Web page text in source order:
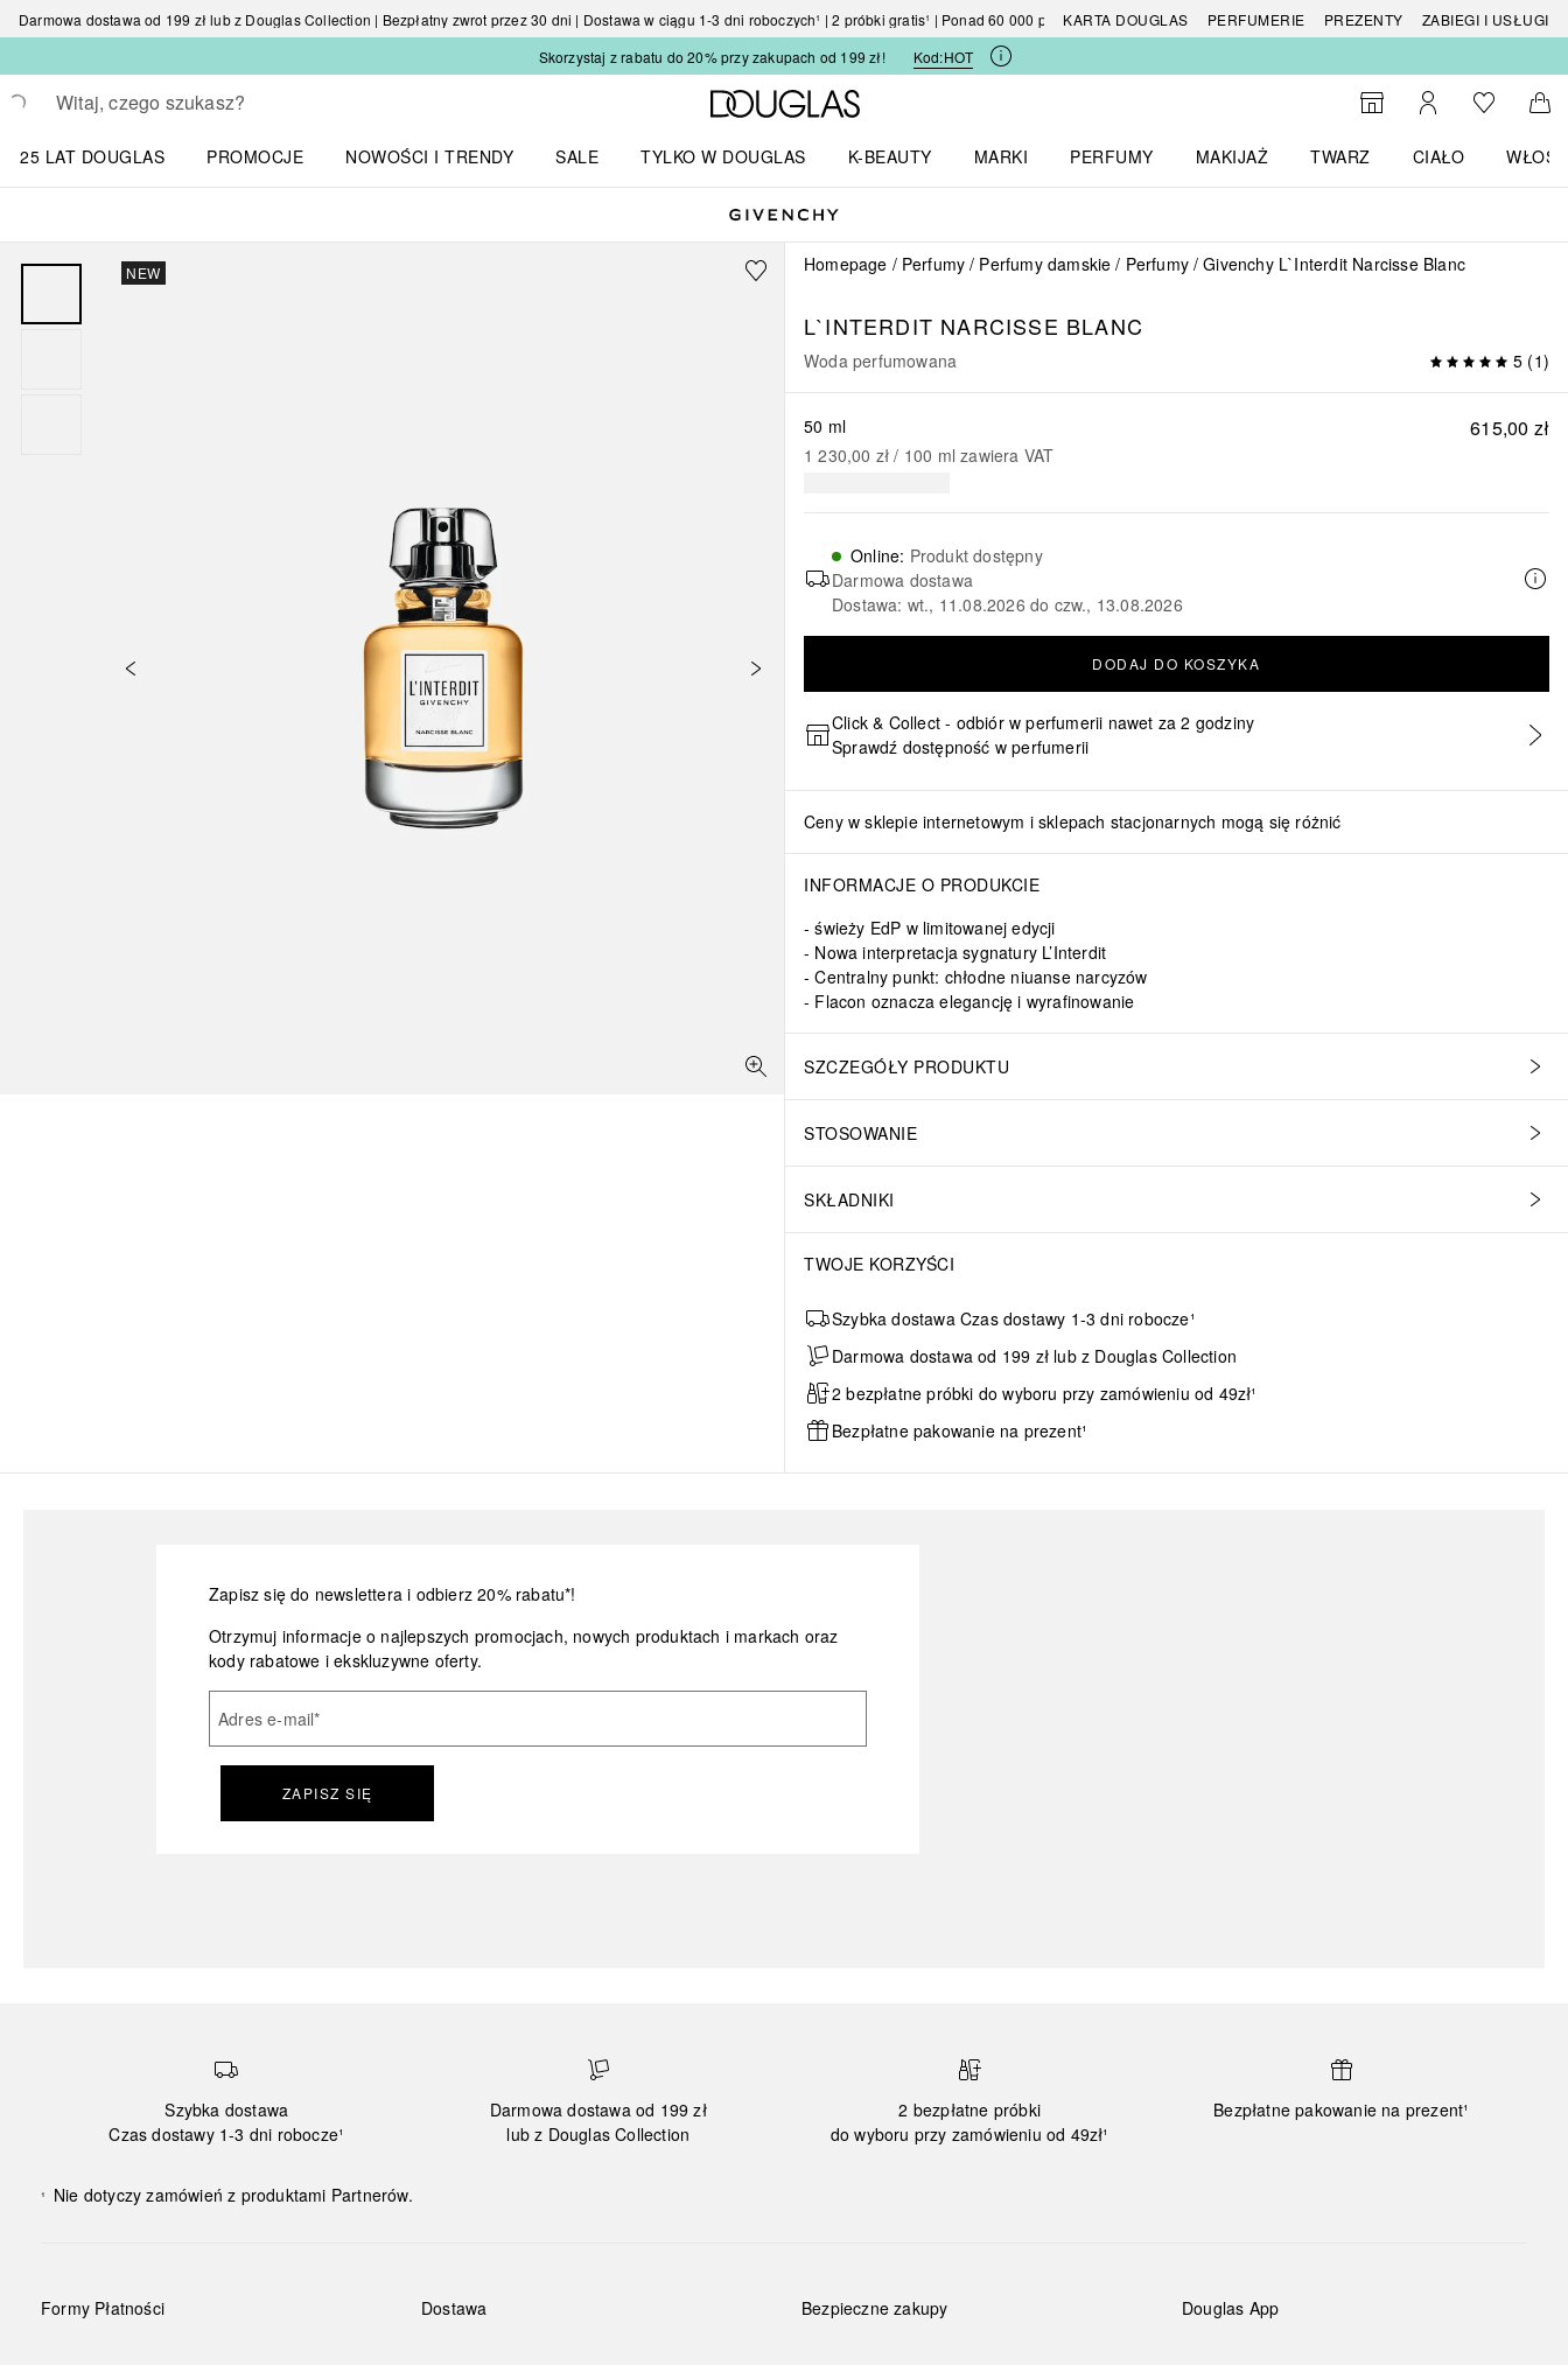
Darmowa dostawa od 199 zł lub z Douglas Collection | Bezpłatny zwrot przez 30 dni | Dostawa w ciągu 1-3 dni roboczych¹ | 2 próbki gratis¹ | Ponad 60 000 produktówKARTA DOUGLAS PERFUMERIE PREZENTY
ZABIEGI I USŁUGI
Skorzystaj z rabatu do 20% przy zakupach od 199 zł!
Kod:HOT
Wracać
Wykonaj wyszukiwanie
Strona główna Douglas
Do wyszukiwarki
Moje kontoDo listyDo
25 LAT DOUGLAS
PROMOCJE
NOWOŚCI I TRENDY
SALE
TYLKO W DOUGLAS
K-BEAUTY
MARKI
PERFUMY
MAKIJAŻ
TWARZ
CIAŁO
WŁOSY
NEW Homepage Perfumy Perfumy damskie Perfumy Givenchy L`Interdit Narcisse Blanc
L`INTERDIT NARCISSE BLANC
Woda perfumowana 5 (1)
615,00 zł
50 ml
1 230,00 zł / 100 ml zawiera VAT
Online: Produkt dostępny
Darmowa dostawa
Dostawa: wt., 11.08.2026 do czw., 13.08.2026
DODAJ DO KOSZYKA
Click & Collect - odbiór w perfumerii nawet za 2 godziny
Sprawdź dostępność w perfumerii
Ceny w sklepie internetowym i sklepach stacjonarnych mogą się różnić
INFORMACJE O PRODUKCIE
świeży EdP w limitowanej edycji
Nowa interpretacja sygnatury L’Interdit
Centralny punkt: chłodne niuanse narcyzów
Flacon oznacza elegancję i wyrafinowanie
SZCZEGÓŁY PRODUKTU
STOSOWANIE
SKŁADNIKI
TWOJE KORZYŚCI
Szybka dostawa Czas dostawy 1-3 dni robocze¹
Darmowa dostawa od 199 zł lub z Douglas Collection
2 bezpłatne próbki do wyboru przy zamówieniu od 49zł¹
Bezpłatne pakowanie na prezent¹
Zapisz się do newslettera i odbierz 20% rabatu*!
Otrzymuj informacje o najlepszych promocjach, nowych produktach i markach oraz
kody rabatowe i ekskluzywne oferty.
Adres e-mail*
ZAPISZ SIĘ
Szybka dostawa
Czas dostawy 1-3 dni robocze¹
Darmowa dostawa od 199 zł
lub z Douglas Collection
2 bezpłatne próbki
do wyboru przy zamówieniu od 49zł¹
Bezpłatne pakowanie na prezent¹
¹ Nie dotyczy zamówień z produktami Partnerów.
Formy Płatności Dostawa Bezpieczne zakupy Douglas App